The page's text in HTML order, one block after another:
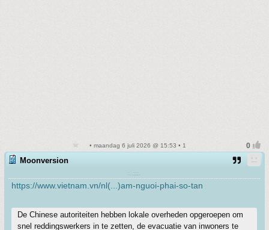
• maandag 6 juli 2026 @ 15:53 • 1
Moonversion
:..;;;.
https://www.vietnam.vn/nl(...)am-nguoi-phai-so-tan
De Chinese autoriteiten hebben lokale overheden opgeroepen om
snel reddingswerkers in te zetten, de evacuatie van inwoners te